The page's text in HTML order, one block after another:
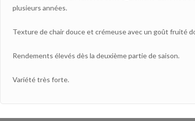
plusieurs années.
Texture de chair douce et crémeuse avec un goût fruité
Rendements élevés dès la deuxième partie de saison.
Variététrès forte.